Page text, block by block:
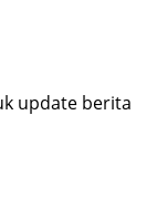
update berita